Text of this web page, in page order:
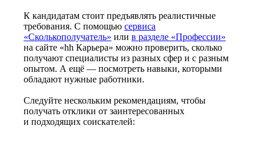
К кандидатам стоит предъявлять реалистичные
требования. С помощью сервиса
«Сколькополучатель» или в разделе «Профессии»
на сайте «hh Карьера» можно проверить, сколько
получают специалисты из разных сфер и с разным
опытом. А ещё — посмотреть навыки, которыми
обладают нужные работники.
Следуйте нескольким рекомендациям, чтобы
получать отклики от заинтересованных
и подходящих соискателей: